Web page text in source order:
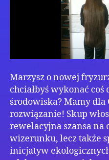
Marzysz o nowej
chciałbyś wykonać coś
środowiska? Mamy dla
rozwiązanie! Skup
rewelacyjna szansa na
wizerunku, lecz także
inicjatyw